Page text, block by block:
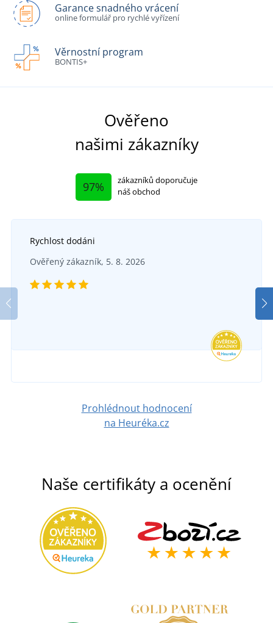
Garance snadného vrácení
online formulář pro rychlé vyřízení
Věrnostní program
BONTIS+
Ověřeno
našimi zákazníky
97%
zákazníků doporučuje
náš obchod
Rychlost dodáni
Ověřený zákazník, 5. 8. 2026
Prohlédnout hodnocení
na Heuréka.cz
Naše certifikáty a ocenění